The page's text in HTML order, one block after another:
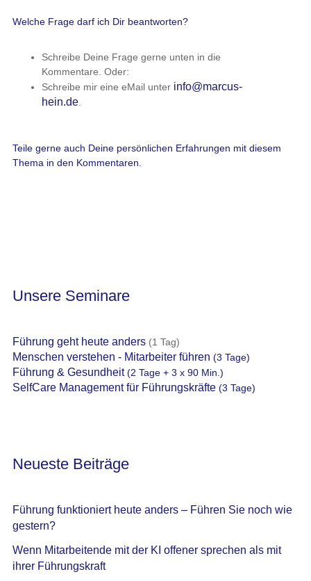
Welche Frage darf ich Dir beantworten?
Schreibe Deine Frage gerne unten in die
Kommentare. Oder:
Schreibe mir eine eMail unter info@marcus-
hein.de.
Teile gerne auch Deine persönlichen Erfahrungen mit diesem
Thema in den Kommentaren.
Unsere Seminare
Führung geht heute anders(1 Tag)
Menschen verstehen - Mitarbeiter führen (3 Tage)
Führung & Gesundheit(2 Tage + 3 x 90 Min.)
SelfCare Management für Führungskräfte(3 Tage)
Neueste Beiträge
Führung funktioniert heute anders – Führen Sie noch wie
gestern?
Wenn Mitarbeitende mit der KI offener sprechen als mit
ihrer Führungskraft